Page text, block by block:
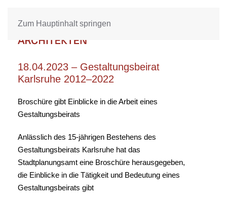
Zum Hauptinhalt springen
18.04.2023 – Gestaltungsbeirat
Karlsruhe 2012–2022
Broschüre gibt Einblicke in die Arbeit eines
Gestaltungsbeirats
Anlässlich des 15-jährigen Bestehens des
Gestaltungsbeirats Karlsruhe hat das
Stadtplanungsamt eine Broschüre herausgegeben,
die Einblicke in die Tätigkeit und Bedeutung eines
Gestaltungsbeirats gibt